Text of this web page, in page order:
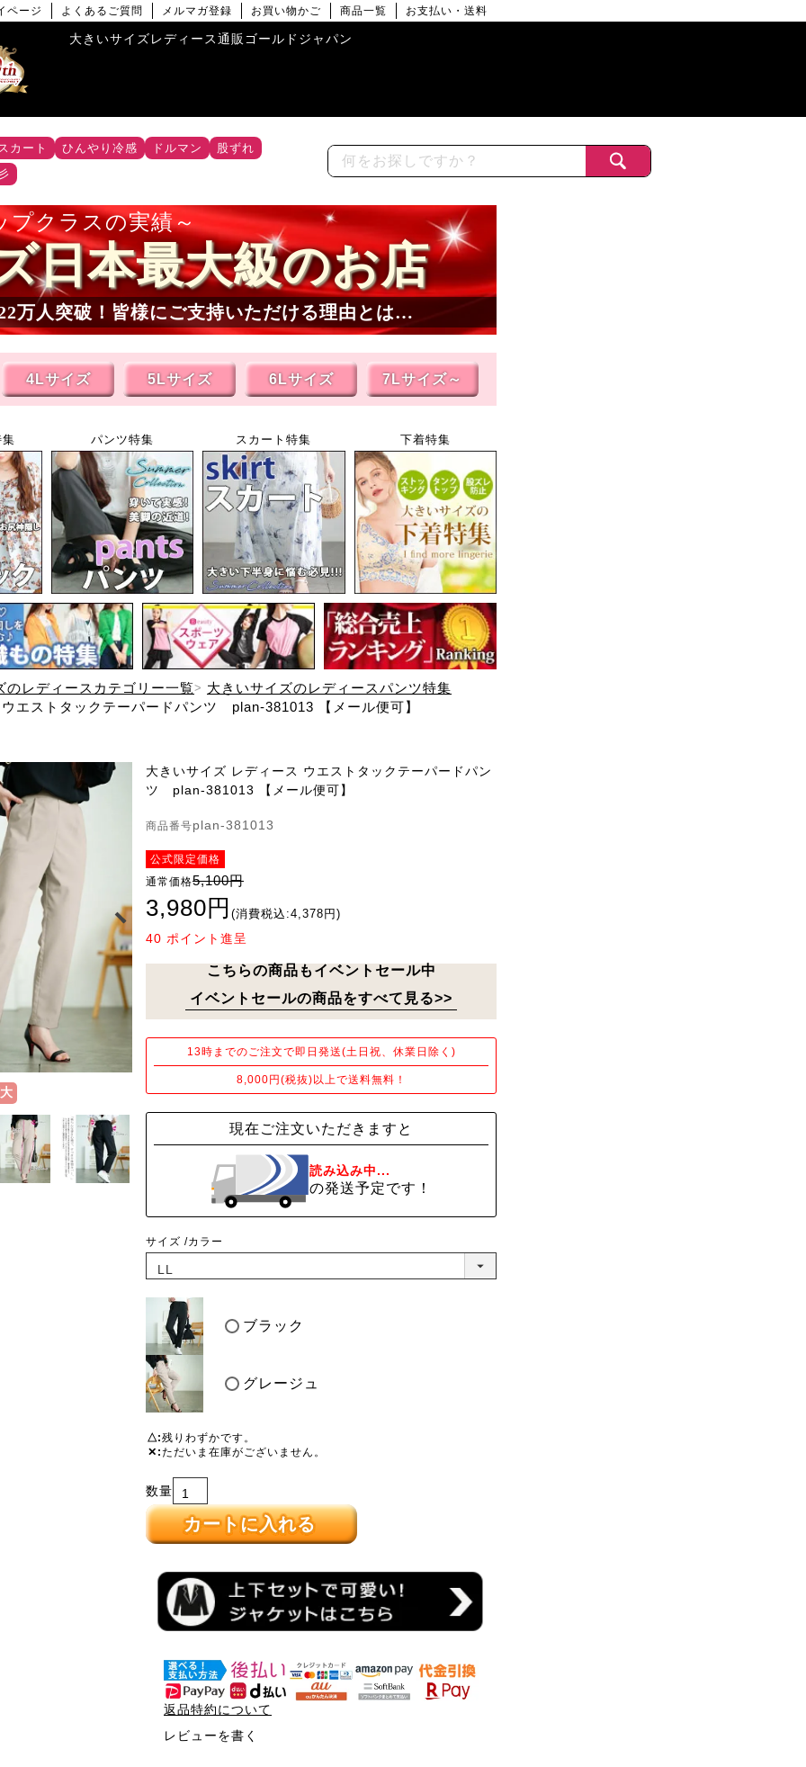
ページ よくあるご質問 メルマガ登録 お買い物かご 商品一覧 お支払い・送料
大きいサイズレディース通販ゴールドジャパン
カート ひんやり冷感 ドルマン
股ずれ
プクラスの実績
日本最大級のお店
万人突破！皆様にご支持いただける理由とは…
4Lサイズ 5Lサイズ 6Lサイズ 7Lサイズ～
パンツ特集 スカート特集 下着特集
のレディースカテゴリー一覧
大きいサイズのレディースパンツ特集
エストタックテーパードパンツ plan-381013 【メール便可】
大きいサイズ レディース ウエストタックテーパードパン
ツ plan-381013 【メール便可】
商品番号plan-381013
公式限定価格
通常価格5,100円
3,980円 (消費税込:4,378円)
40 ポイント進呈
こちらの商品もイベントセール中
イベントセールの商品をすべて見る>>
13時までのご注文で即日発送(土日祝、休業日除く)
8,000円(税抜)以上で送料無料！
現在ご注文いただきますと
読み込み中...
の発送予定です！
サイズ カラー
ブラック
グレージュ
△ 残りわずかです。
✕ ただいま在庫がございません。
カートに入れる
返品特約について
レビューを書く